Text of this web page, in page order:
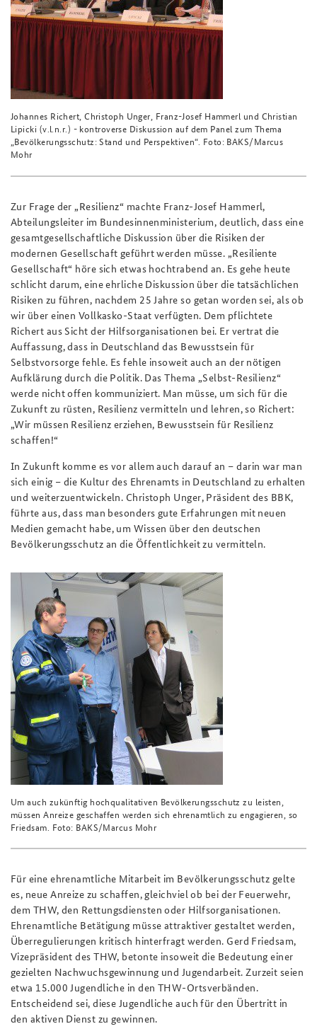
Johannes Richert, Christoph Unger, Franz-Josef Hammerl und Christian
Lipicki (v.l.n.r.) - kontroverse Diskussion auf dem Panel zum Thema
„Bevölkerungsschutz: Stand und Perspektiven“. Foto: BAKS/Marcus
Mohr
Zur Frage der „Resilienz“ machte Franz-Josef Hammerl,
Abteilungsleiter im Bundesinnenministerium, deutlich, dass eine
gesamtgesellschaftliche Diskussion über die Risiken der
modernen Gesellschaft geführt werden müsse. „Resiliente
Gesellschaft“ höre sich etwas hochtrabend an. Es gehe heute
schlicht darum, eine ehrliche Diskussion über die tatsächlichen
Risiken zu führen, nachdem 25 Jahre so getan worden sei, als ob
wir über einen Vollkasko-Staat verfügten. Dem pflichtete
Richert aus Sicht der Hilfsorganisationen bei. Er vertrat die
Auffassung, dass in Deutschland das Bewusstsein für
Selbstvorsorge fehle. Es fehle insoweit auch an der nötigen
Aufklärung durch die Politik. Das Thema „Selbst-Resilienz“
werde nicht offen kommuniziert. Man müsse, um sich für die
Zukunft zu rüsten, Resilienz vermitteln und lehren, so Richert:
„Wir müssen Resilienz erziehen, Bewusstsein für Resilienz
schaffen!“
In Zukunft komme es vor allem auch darauf an – darin war man
sich einig – die Kultur des Ehrenamts in Deutschland zu erhalten
und weiterzuentwickeln. Christoph Unger, Präsident des BBK,
führte aus, dass man besonders gute Erfahrungen mit neuen
Medien gemacht habe, um Wissen über den deutschen
Bevölkerungsschutz an die Öffentlichkeit zu vermitteln.
Um auch zukünftig hochqualitativen Bevölkerungsschutz zu leisten,
müssen Anreize geschaffen werden sich ehrenamtlich zu engagieren, so
Friedsam. Foto: BAKS/Marcus Mohr
Für eine ehrenamtliche Mitarbeit im Bevölkerungsschutz gelte
es, neue Anreize zu schaffen, gleichviel ob bei der Feuerwehr,
dem THW, den Rettungsdiensten oder Hilfsorganisationen.
Ehrenamtliche Betätigung müsse attraktiver gestaltet werden,
Überregulierungen kritisch hinterfragt werden. Gerd Friedsam,
Vizepräsident des THW, betonte insoweit die Bedeutung einer
gezielten Nachwuchsgewinnung und Jugendarbeit. Zurzeit seien
etwa 15.000 Jugendliche in den THW-Ortsverbänden.
Entscheidend sei, diese Jugendliche auch für den Übertritt in
den aktiven Dienst zu gewinnen.